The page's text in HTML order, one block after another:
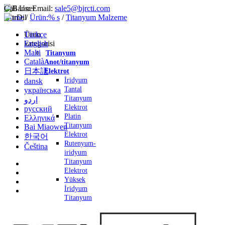
Call Us: Email: sale5@bjrcti.com
Dil
Türkçe
English
Malti
Català
日本語
dansk
українська
اردو
русский
Ελληνικά
Bai Miaowen
한국어
Čeština
Home/Ürün:% s /Titanyum Malzeme
Ürün
kategorisi
Titanyum
Anot/titanyum
Elektrot
İridyum
Tantal
Titanyum
Elektrot
Platin
Titanyum
Elektrot
Rutenyum-
iridyum
Titanyum
Elektrot
Yüksek
İridyum
Titanyum